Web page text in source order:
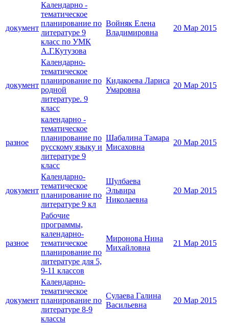
документ
Календарно -
тематическое
планирование по
литературе 9
класс по УМК
А.Г.Кутузова
Войняк Елена
Владимировна
20 Мар 2015
документ
Календарно-
тематическое
планирование по
родной
литературе. 9
класс
Кидакоева Лариса
Умаровна
20 Мар 2015
разное
календарно -
тематическое
планирование по
русскому языку и
литературе 9
класс
Шабалина Тамара
Мисаховна
20 Мар 2015
документ
Календарно-
тематическое
планирование по
литературе 9 кл
Шулбаева
Эльвира
Николаевна
20 Мар 2015
разное
Рабочие
программы,
календарно-
тематическое
планирование по
литературе для 5,
9-11 классов
Миронова Нина
Михайловна
21 Мар 2015
документ
Календарно-
тематическое
планирование по
литературе 8-9
классы
Сулаева Галина
Васильевна
20 Мар 2015